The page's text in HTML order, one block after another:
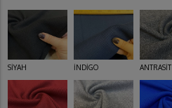
SİYAH İNDİGO ANTRASİT